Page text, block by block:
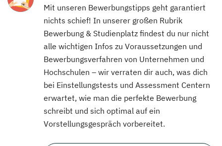
Mit unseren Bewerbungstipps geht garantiert
nichts schief! In unserer großen Rubrik
Bewerbung & Studienplatz findest du nur nicht
alle wichtigen Infos zu Voraussetzungen und
Bewerbungsverfahren von Unternehmen und
Hochschulen – wir verraten dir auch, was dich
bei Einstellungstests und Assessment Centern
erwartet, wie man die perfekte Bewerbung
schreibt und sich optimal auf ein
Vorstellungsgespräch vorbereitet.